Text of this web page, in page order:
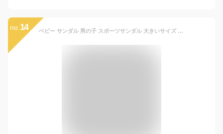
no. 14 ベビー サンダル 男の子 スポーツサンダル 大きいサイズ 女の子 男の子 男女兼用 軽量 歩きやすい 子供 ビーチサンダル マジックテープ 履きやすい おしゃれ 滑り止め ビーチ 水遊び 海 川遊び お出かけ 通学靴 春夏 [Cousannory] キッズ サンダル 男の子 子供 靴 サンダル キッズ シューズ ビーチサンダル ベビーシューズ マジックテープ 赤ちゃん 靴 滑り止め 幅広 子供靴 厚底 軽量 柔らか 夏 人気 おしゃれ防滑 運動 スポーツ 通園 通学履き 旅行(#0606D-ピンク,20.5